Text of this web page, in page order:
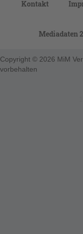
Kontakt
Mediadaten
Copyright © 2026 MiM
vorbehalten